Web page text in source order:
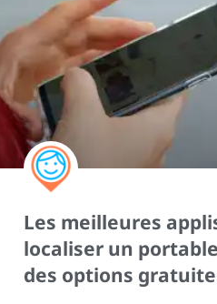
Les meilleures
localiser un
des options